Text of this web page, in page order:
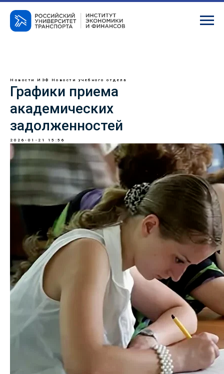
Новости ИЭФ Новости учебного отдела
Графики приема
академических
задолженностей
2026-01-21 15:56